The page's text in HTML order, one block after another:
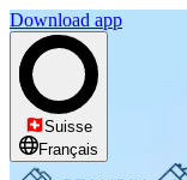
Download app
Suisse
Français